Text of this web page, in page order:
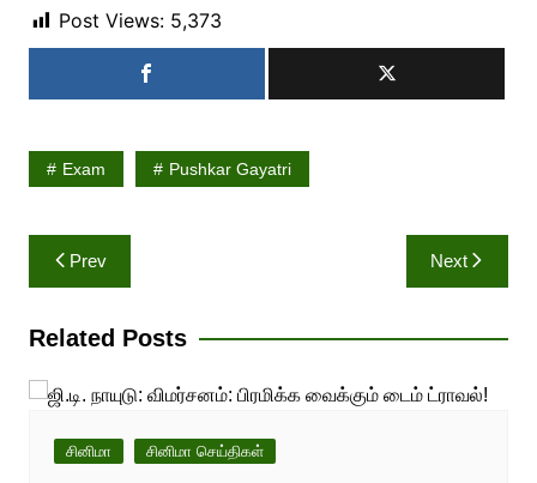
Post Views: 5,373
Exam Pushkar Gayatri
Post
navigation
Prev Next
Related Posts
சினிமா சினிமா செய்திகள்